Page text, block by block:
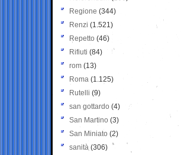
Regione (344)
Renzi (1.521)
Repetto (46)
Rifiuti (84)
rom (13)
Roma (1.125)
Rutelli (9)
san gottardo (4)
San Martino (3)
San Miniato (2)
sanità (306)